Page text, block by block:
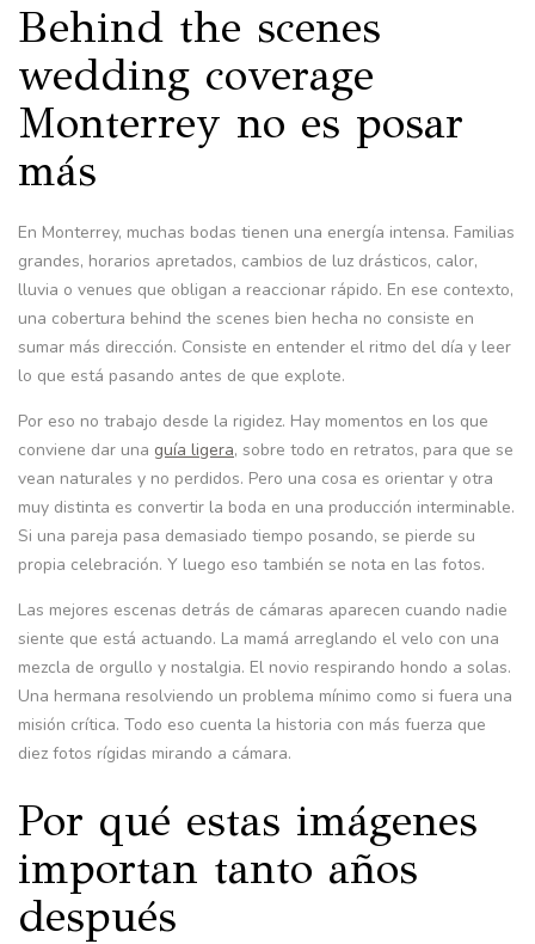
Behind the scenes
wedding coverage
Monterrey no es posar
más
En Monterrey, muchas bodas tienen una energía intensa. Familias
grandes, horarios apretados, cambios de luz drásticos, calor,
lluvia o venues que obligan a reaccionar rápido. En ese contexto,
una cobertura behind the scenes bien hecha no consiste en
sumar más dirección. Consiste en entender el ritmo del día y leer
lo que está pasando antes de que explote.
Por eso no trabajo desde la rigidez. Hay momentos en los que
conviene dar una guía ligera, sobre todo en retratos, para que se
vean naturales y no perdidos. Pero una cosa es orientar y otra
muy distinta es convertir la boda en una producción interminable.
Si una pareja pasa demasiado tiempo posando, se pierde su
propia celebración. Y luego eso también se nota en las fotos.
Las mejores escenas detrás de cámaras aparecen cuando nadie
siente que está actuando. La mamá arreglando el velo con una
mezcla de orgullo y nostalgia. El novio respirando hondo a solas.
Una hermana resolviendo un problema mínimo como si fuera una
misión crítica. Todo eso cuenta la historia con más fuerza que
diez fotos rígidas mirando a cámara.
Por qué estas imágenes
importan tanto años
después